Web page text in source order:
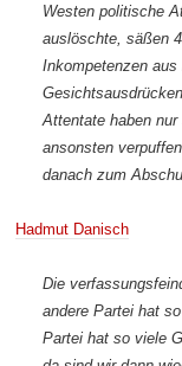
Westen politische
auslöschte, säßen
Inkompetenzen
Attentate haben
ansonsten
danach zum
Hadmut Danisch
Die
andere Partei hat
Partei hat so viele